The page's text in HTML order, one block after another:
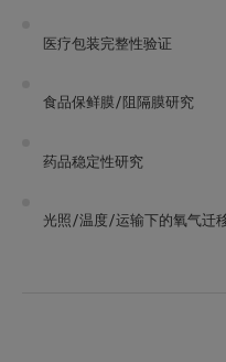
医疗包装完整性验证
食品保鲜膜/阻隔膜研究
药品稳定性研究
光照/温度/运输下的氧气迁